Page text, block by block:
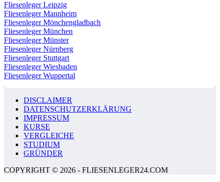
Fliesenleger Leipzig
Fliesenleger Mannheim
Fliesenleger Mönchengladbach
Fliesenleger München
Fliesenleger Münster
Fliesenleger Nürnberg
Fliesenleger Stuttgart
Fliesenleger Wiesbaden
Fliesenleger Wuppertal
DISCLAIMER
DATENSCHUTZERKLÄRUNG
IMPRESSUM
KURSE
VERGLEICHE
STUDIUM
GRÜNDER
COPYRIGHT © 2026 - FLIESENLEGER24.COM